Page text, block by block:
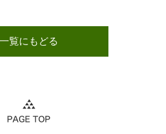
一覧にもどる